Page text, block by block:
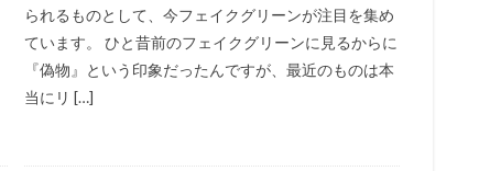
られるものとして、今フェイクグリーンが注目を集め
ています。 ひと昔前のフェイクグリーンに見るからに
『偽物』という印象だったんですが、最近のものは本
当にリ […]